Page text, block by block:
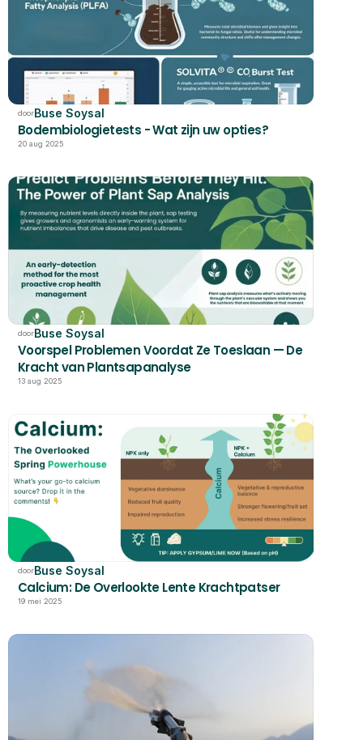
doorBuse Soysal
Bodembiologietests - Wat zijn uw opties?
20 aug 2025
doorBuse Soysal
Voorspel Problemen Voordat Ze Toeslaan — De
Kracht van Plantsapanalyse
13 aug 2025
doorBuse Soysal
Calcium: De Overlookte Lente Krachtpatser
19 mei 2025